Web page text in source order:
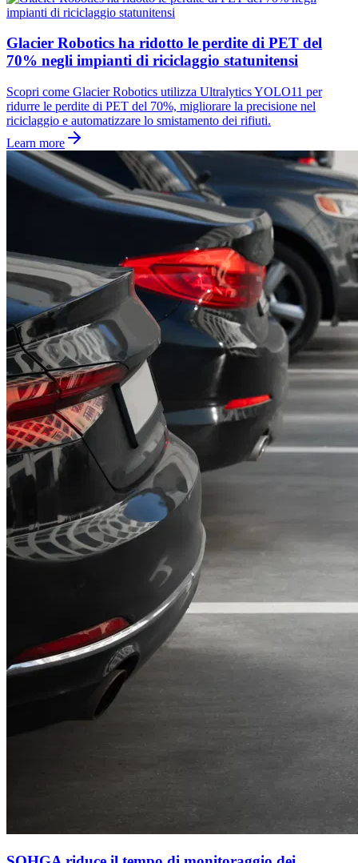
Glacier Robotics ha ridotto le perdite di PET del
70% negli impianti di riciclaggio statunitensi
Scopri come Glacier Robotics utilizza Ultralytics YOLO11 per
ridurre le perdite di PET del 70%, migliorare la precisione nel
riciclaggio e automatizzare lo smistamento dei rifiuti.
Learn more